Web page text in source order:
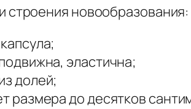
строения новообразования:
эластична;
долей;
размера до десятков